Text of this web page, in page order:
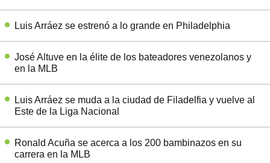
Luis Arráez se estrenó a lo grande en Philadelphia
José Altuve en la élite de los bateadores venezolanos y
en la MLB
Luis Arráez se muda a la ciudad de Filadelfia y vuelve al
Este de la Liga Nacional
Ronald Acuña se acerca a los 200 bambinazos en su
carrera en la MLB